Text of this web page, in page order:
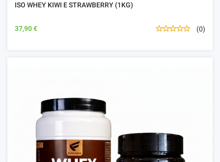
ISO WHEY KIWI E STRAWBERRY (1KG)
37,90 € (0)